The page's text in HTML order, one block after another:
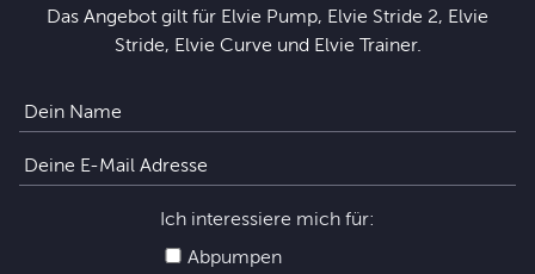
Das Angebot gilt für Elvie Pump, Elvie Stride 2, Elvie
Stride, Elvie Curve und Elvie Trainer.
Ich interessiere mich für:
Abpumpen